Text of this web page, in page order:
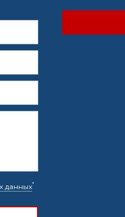
данных*